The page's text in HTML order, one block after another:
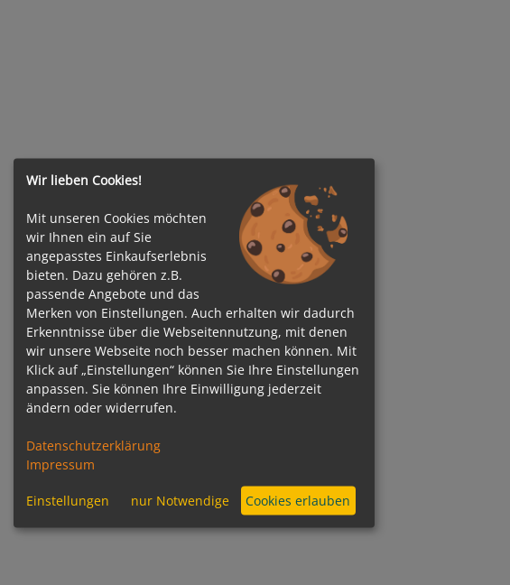
Wir lieben Cookies!
Mit unseren Cookies möchten
wir Ihnen ein auf Sie
angepasstes Einkaufserlebnis
bieten. Dazu gehören z.B.
passende Angebote und das
Merken von Einstellungen. Auch erhalten wir dadurch
Erkenntnisse über die Webseitennutzung, mit denen
wir unsere Webseite noch besser machen können. Mit
Klick auf „Einstellungen“ können Sie Ihre Einstellungen
anpassen. Sie können Ihre Einwilligung jederzeit
ändern oder widerrufen.
Datenschutzerklärung
Impressum
Einstellungen nur Notwendige Cookies erlauben